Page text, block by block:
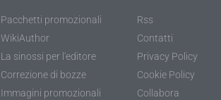
Pacchetti promozionali
WikiAuthor
La sinossi per l'editore
Correzione di bozze
Immagini promozionali
Rss
Contatti
Privacy Policy
Cookie Policy
Collabora